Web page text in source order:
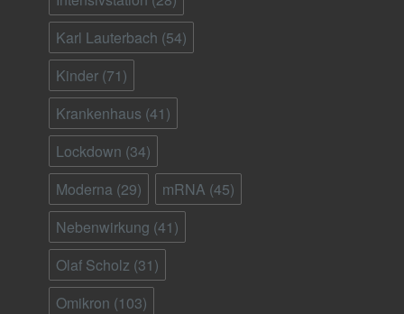
Karl Lauterbach (54)
Kinder (71)
Krankenhaus (41)
Lockdown (34)
Moderna (29) mRNA (45)
Nebenwirkung (41)
Olaf Scholz (31)
Omikron (103)